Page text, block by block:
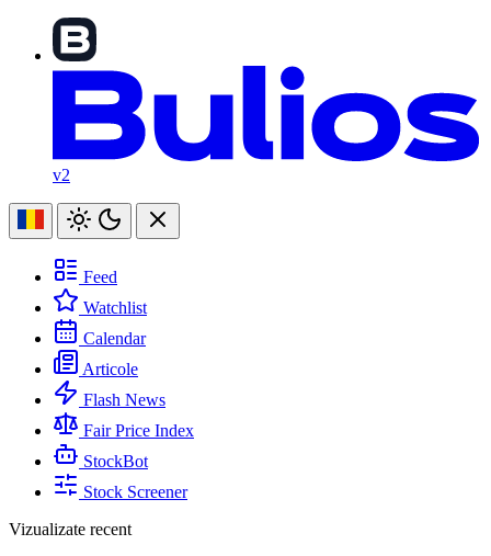
v2
Feed
Watchlist
Calendar
Articole
Flash News
Fair Price Index
StockBot
Stock Screener
Vizualizate recent